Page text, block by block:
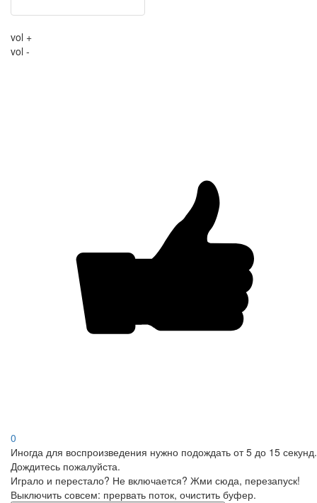
vol +
vol -
0
Иногда для воспроизведения нужно подождать от 5 до 15 секунд.
Дождитесь пожалуйста.
Играло и перестало? Не включается? Жми сюда, перезапуск!
Выключить совсем: прервать поток, очистить буфер.